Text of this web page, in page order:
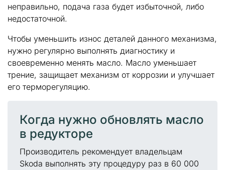
неправильно, подача газа будет избыточной, либо
недостаточной.
Чтобы уменьшить износ деталей данного механизма,
нужно регулярно выполнять диагностику и
своевременно менять масло. Масло уменьшает
трение, защищает механизм от коррозии и улучшает
его терморегуляцию.
Когда нужно обновлять масло
в редукторе
Производитель рекомендует владельцам
Skoda выполнять эту процедуру раз в 60 000